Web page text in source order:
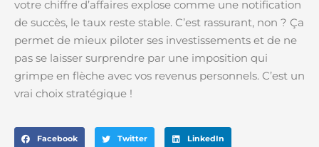
votre chiffre d’affaires explose comme une notification
de succès, le taux reste stable. C’est rassurant, non ? Ça
permet de mieux piloter ses investissements et de ne
pas se laisser surprendre par une imposition qui
grimpe en flèche avec vos revenus personnels. C’est un
vrai choix stratégique !
Facebook Twitter LinkedIn